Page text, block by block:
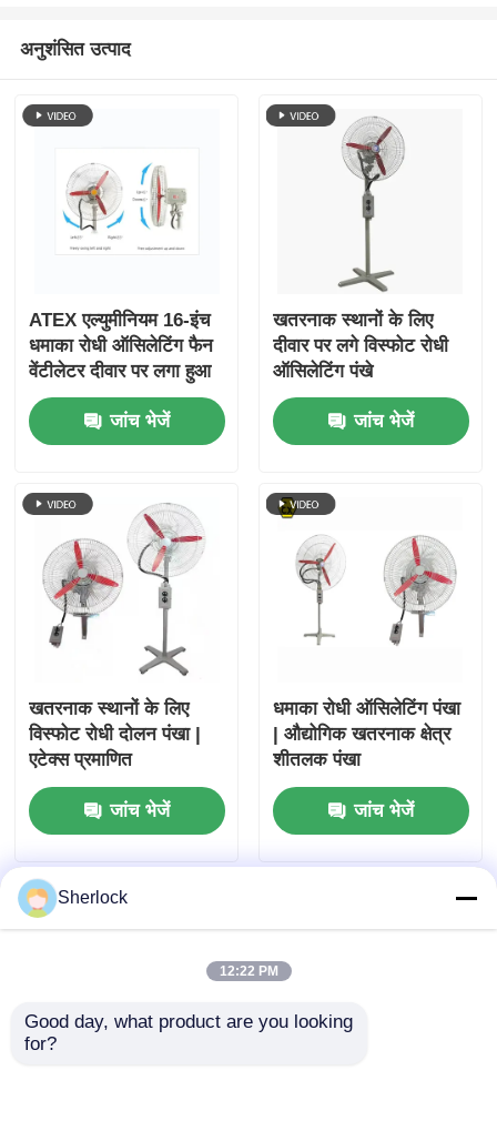
अनुशंसित उत्पाद
ATEX एल्युमीनियम 16-इंच
धमाका रोधी ऑसिलेटिंग फैन
वेंटीलेटर दीवार पर लगा हुआ
जांच भेजें
खतरनाक स्थानों के लिए
दीवार पर लगे विस्फोट रोधी
ऑसिलेटिंग पंखे
जांच भेजें
खतरनाक स्थानों के लिए
विस्फोट रोधी दोलन पंखा |
एटेक्स प्रमाणित
जांच भेजें
धमाका रोधी ऑसिलेटिंग पंखा
| औद्योगिक खतरनाक क्षेत्र
शीतलक पंखा
जांच भेजें
Sherlock
12:22 PM
Good day, what product are you looking
for?